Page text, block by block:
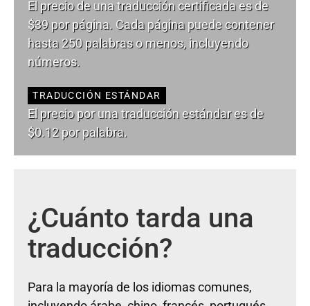
El precio de una traducción certificada es de
$39 por página. Cada página puede contener
hasta 250 palabras o menos, incluyendo
números.
TRADUCCIÓN ESTÁNDAR
El precio por una traducción estándar es de
$0.12 por palabra.
¿Cuánto tarda una
traducción?
Para la mayoría de los idiomas comunes,